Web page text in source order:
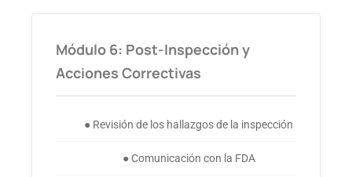
Módulo 6: Post-Inspección y
Acciones Correctivas
● Revisión de los hallazgos de la inspección
● Comunicación con la FDA